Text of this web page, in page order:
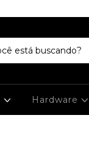
Hardware